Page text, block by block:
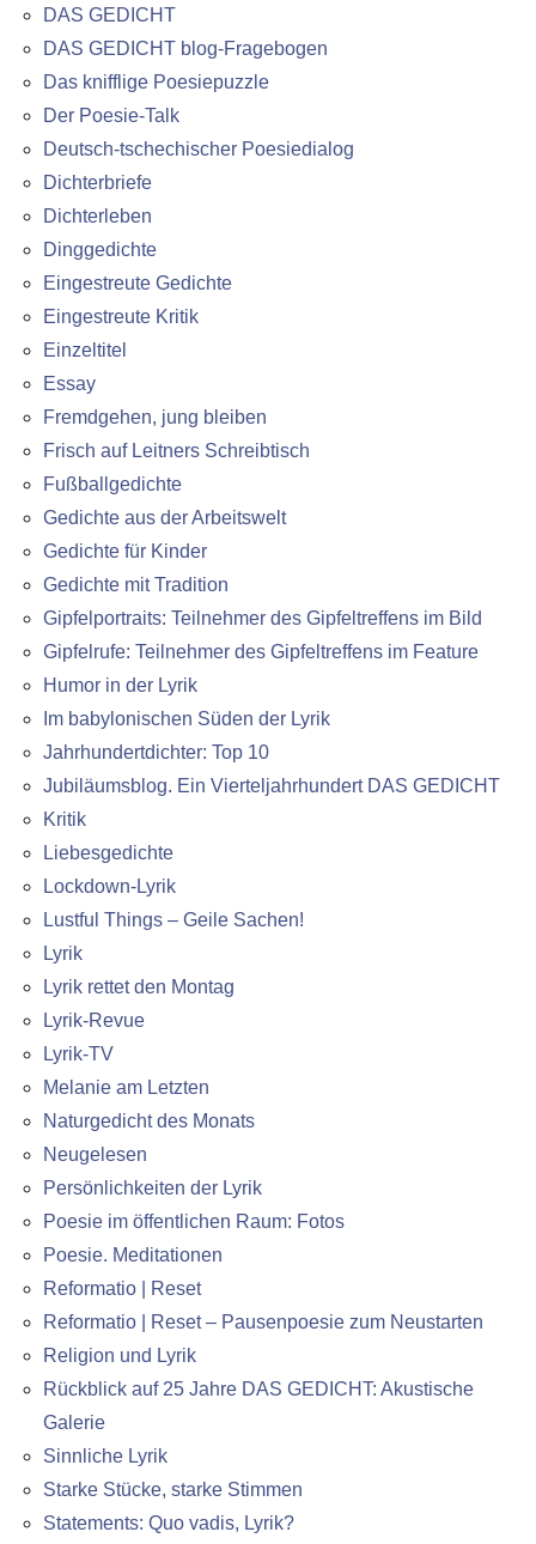
DAS GEDICHT
DAS GEDICHT blog-Fragebogen
Das knifflige Poesiepuzzle
Der Poesie-Talk
Deutsch-tschechischer Poesiedialog
Dichterbriefe
Dichterleben
Dinggedichte
Eingestreute Gedichte
Eingestreute Kritik
Einzeltitel
Essay
Fremdgehen, jung bleiben
Frisch auf Leitners Schreibtisch
Fußballgedichte
Gedichte aus der Arbeitswelt
Gedichte für Kinder
Gedichte mit Tradition
Gipfelportraits: Teilnehmer des Gipfeltreffens im Bild
Gipfelrufe: Teilnehmer des Gipfeltreffens im Feature
Humor in der Lyrik
Im babylonischen Süden der Lyrik
Jahrhundertdichter: Top 10
Jubiläumsblog. Ein Vierteljahrhundert DAS GEDICHT
Kritik
Liebesgedichte
Lockdown-Lyrik
Lustful Things – Geile Sachen!
Lyrik
Lyrik rettet den Montag
Lyrik-Revue
Lyrik-TV
Melanie am Letzten
Naturgedicht des Monats
Neugelesen
Persönlichkeiten der Lyrik
Poesie im öffentlichen Raum: Fotos
Poesie. Meditationen
Reformatio | Reset
Reformatio | Reset – Pausenpoesie zum Neustarten
Religion und Lyrik
Rückblick auf 25 Jahre DAS GEDICHT: Akustische
Galerie
Sinnliche Lyrik
Starke Stücke, starke Stimmen
Statements: Quo vadis, Lyrik?